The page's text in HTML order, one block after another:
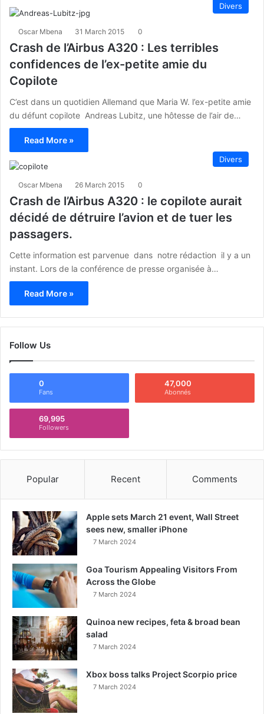
Divers
Oscar Mbena 31 March 2015 0
Crash de l’Airbus A320 : Les terribles
confidences de l’ex-petite amie du
Copilote
C’est dans un quotidien Allemand que Maria W. l’ex-petite amie
du défunt copilote Andreas Lubitz, une hôtesse de l’air de…
Read More »
Divers
Oscar Mbena 26 March 2015 0
Crash de l’Airbus A320 : le copilote aurait
décidé de détruire l’avion et de tuer les
passagers.
Cette information est parvenue dans notre rédaction il y a un
instant. Lors de la conférence de presse organisée à…
Read More »
Follow Us
0
Fans
47,000
Abonnés
69,995
Followers
Popular Recent Comments
Apple sets March 21 event, Wall Street
sees new, smaller iPhone
7 March 2024
Goa Tourism Appealing Visitors From
Across the Globe
7 March 2024
Quinoa new recipes, feta & broad bean
salad
7 March 2024
Xbox boss talks Project Scorpio price
7 March 2024